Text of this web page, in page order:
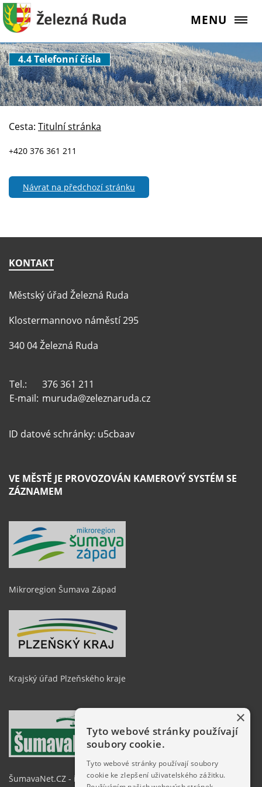
MENU
4.4 Telefonní čísla
Cesta: Titulní stránka
+420 376 361 211
Návrat na předchozí stránku
KONTAKT
Městský úřad Železná Ruda
Klostermannovo náměstí 295
340 04 Železná Ruda
Tel.:
376 361 211
E-mail: muruda@zeleznaruda.cz
ID datové schránky: u5cbaav
VE MĚSTĚ JE PROVOZOVÁN KAMEROVÝ SYSTÉM SE
ZÁZNAMEM
Mikroregion Šumava Západ
Krajský úřad Plzeňského kraje
ŠumavaNet.CZ - informace o regionu
×
Tyto webové stránky používají
soubory cookie.
Tyto webové stránky používají soubory
cookie ke zlepšení uživatelského zážitku.